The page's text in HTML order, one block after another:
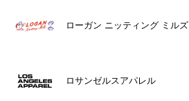
ローガン ニッティング ミルズ
ロサンゼルスアパレル